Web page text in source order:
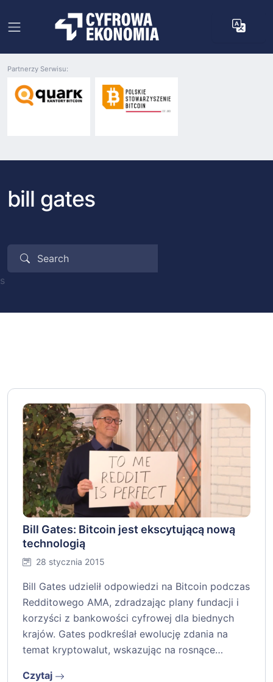
Partnerzy Serwisu:
bill gates
s
Bill Gates: Bitcoin jest ekscytującą nową
technologią
28 stycznia 2015
Bill Gates udzielił odpowiedzi na Bitcoin podczas
Redditowego AMA, zdradzając plany fundacji i
korzyści z bankowości cyfrowej dla biednych
krajów. Gates podkreślał ewolucję zdania na
temat kryptowalut, wskazując na rosnące…
Czytaj